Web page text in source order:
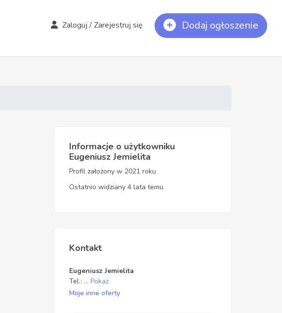
Zaloguj / Zarejestruj się Dodaj ogłoszenie
Informacje o użytkowniku
Eugeniusz Jemielita
Profil założony w 2021 roku
Ostatnio widziany 4 lata temu
Kontakt
Eugeniusz Jemielita
Tel.: ... Pokaż
Moje inne oferty